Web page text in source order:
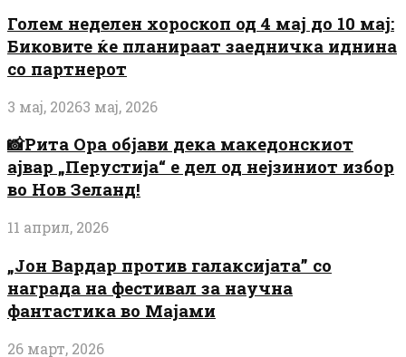
Голем неделен хороскоп од 4 мај до 10 мај:
Биковите ќе планираат заедничка иднина
со партнерот
3 мај, 20263 мај, 2026
📸Рита Ора објави дека македонскиот
ајвар „Перустија“ е дел од нејзиниот избор
во Нов Зеланд!
11 април, 2026
„Јон Вардар против галаксијата” со
награда на фестивал за научна
фантастика во Мајами
26 март, 2026